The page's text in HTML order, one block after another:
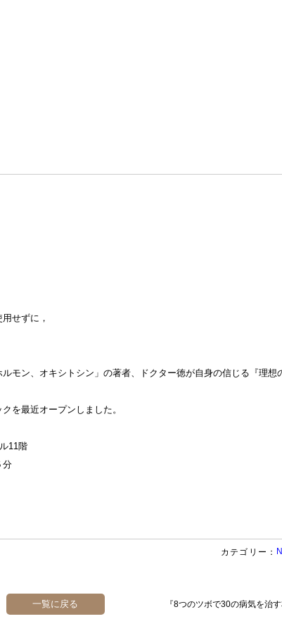
せずに，
モン、オキシトシン」の著者、ドクター徳が自身の信じる『理想
を最近オープンしました。
11階
分
カテゴリー：
一覧に戻る 『8つのツボで30の病気を治す